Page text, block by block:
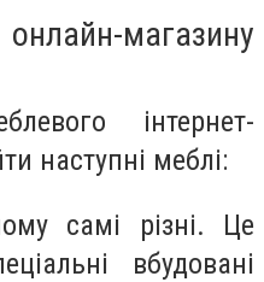
магазину
інтернет-
наступні меблі:
самі різні. Це
вбудовані